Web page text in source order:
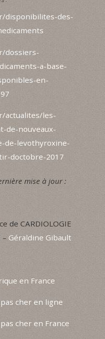
disponibilites-des-
dossiers-
a-base-
en-
actualites/les-
de-nouveaux-
de-levothyroxine-
doctobre-2017
mise à jour :
de CARDIOLOGIE
– Géraldine Gibault
en France
cher en ligne
cher en France